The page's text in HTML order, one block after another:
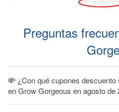
Preguntas
💸 ¿Con qué cupones descuento
en Grow Gorgeous en agosto de